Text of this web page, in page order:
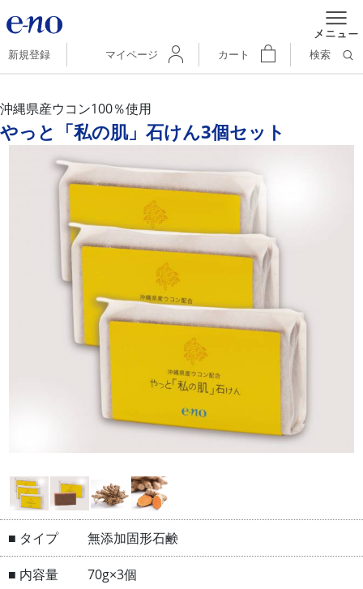
新規登録 マイページ カート 検索
沖縄県産ウコン100％使用
やっと「私の肌」石けん3個セット
■ タイプ 無添加固形石鹸
■ 内容量 70g×3個